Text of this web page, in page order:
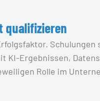
qualifizieren
KI-Ergebnissen,
Rolle im